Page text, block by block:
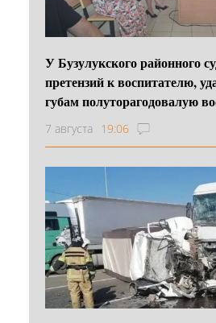
У Бузулукского районного
претензий к воспитателю,
губам полуторагодовалую
7 августа 19:06